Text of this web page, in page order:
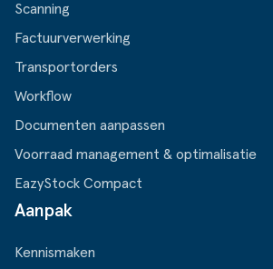
Scanning
Factuurverwerking
Transportorders
Workflow
Documenten aanpassen
Voorraad management & optimalisatie
EazyStock Compact
Aanpak
Kennismaken